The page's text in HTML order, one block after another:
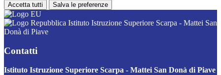
Accetta tutti Salva le preferenze
Istituto Istruzione Superiore Scarpa - Mattei San
Donà di Piave
Contatti
Istituto Istruzione Superiore Scarpa - Mattei San Donà di Piave